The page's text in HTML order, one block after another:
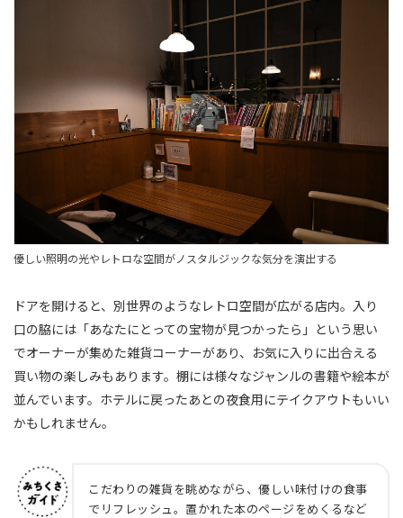
優しい照明の光やレトロな空間がノスタルジックな気分を演出する
ドアを開けると、別世界のようなレトロ空間が広がる店内。入り
口の脇には「あなたにとっての宝物が見つかったら」という思い
でオーナーが集めた雑貨コーナーがあり、お気に入りに出合える
買い物の楽しみもあります。棚には様々なジャンルの書籍や絵本が
並んでいます。ホテルに戻ったあとの夜食用にテイクアウトもいい
かもしれません。
こだわりの雑貨を眺めながら、優しい味付けの食事
でリフレッシュ。置かれた本のページをめくるなど